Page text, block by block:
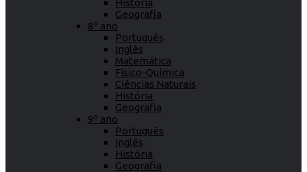
História
Geografia
8º ano
Português
Inglês
Matemática
Físico-Química
Ciências Naturais
História
Geografia
9º ano
Português
Inglês
História
Geografia